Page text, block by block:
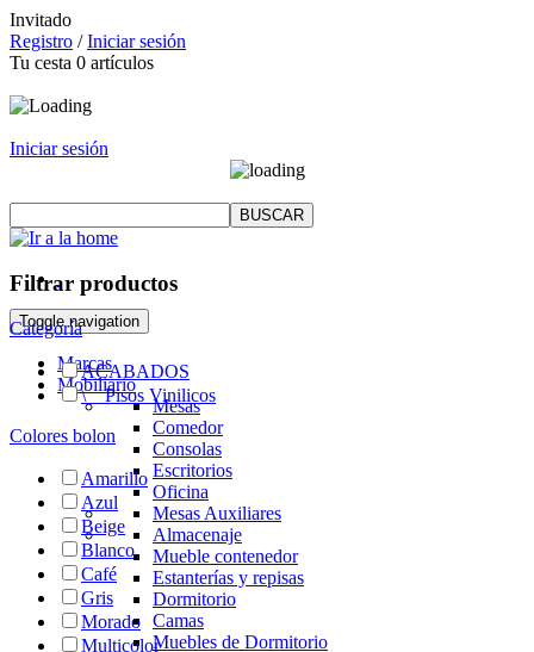
Invitado
Registro /Iniciar sesión
Tu cesta 0 artículos
Iniciar sesión
Toggle navigation
Marcas
Mobiliario
Mesas
Comedor
Consolas
Escritorios
Oficina
Mesas Auxiliares
Almacenaje
Mueble contenedor
Estanterías y repisas
Dormitorio
Camas
Muebles de Dormitorio
Filtrar productos
Categoría
ACABADOS
\__Pisos Vinilicos
Colores bolon
Amarillo
Azul
Beige
Blanco
Café
Gris
Morado
Multicolor